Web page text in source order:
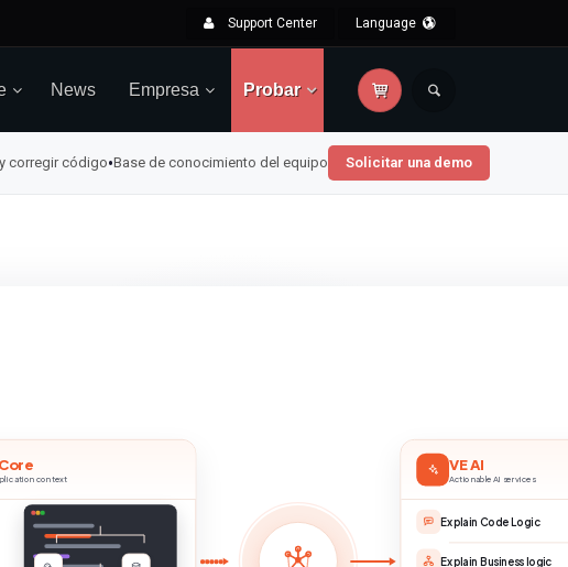
Support Center Language
News Empresa Probar
corregir código•Base de conocimiento del equipo Solicitar una demo